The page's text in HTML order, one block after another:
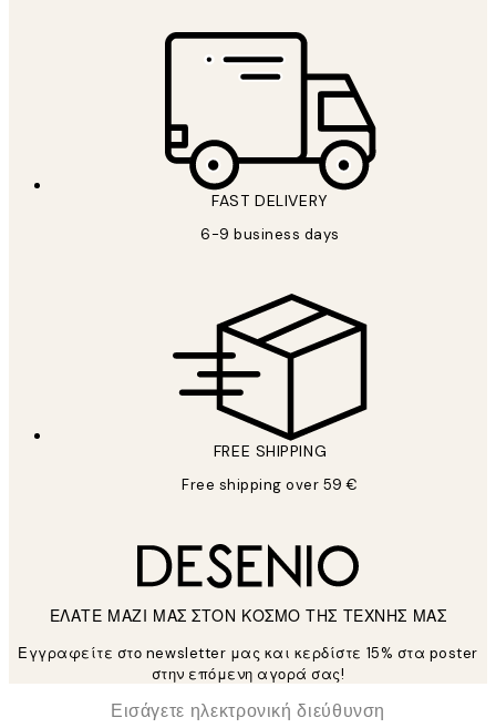
FAST DELIVERY
6-9 business days
FREE SHIPPING
Free shipping over 59 €
ΕΛΑΤΕ ΜΑΖΙ ΜΑΣ ΣΤΟΝ ΚΟΣΜΟ ΤΗΣ ΤΕΧΝΗΣ ΜΑΣ
Εγγραφείτε στο newsletter μας και κερδίστε 15% στα poster
στην επόμενη αγορά σας!
Ηλεκτρονική Διεύθυνση